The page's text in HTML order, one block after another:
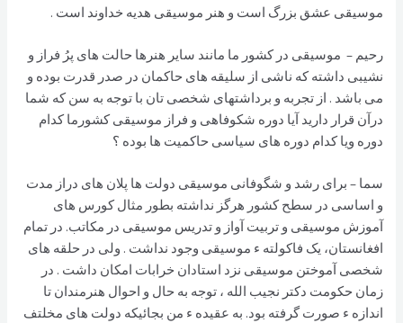
موسیقی عشق بزرگ است و هنر موسیقی هدیه خداوند است .
رحیم – موسیقی در کشور ما مانند سایر هنرها حالت های پرُ فراز و
نشیبی داشته که ناشی از سلیقه های حاکمان در صدر قدرت بوده و
می باشد . از تجربه و برداشتهای شخصی تان با توجه به سن که شما
درآن قرار دارید آیا دوره شکوفاهی و فراز موسیقی کشورما کدام
دوره ویا کدام دوره های سیاسی حاکمیت ها بوده ؟
سما – برای رشد و شگوفانی موسیقی دولت ها پلان های دراز مدت
و اساسی در سطح کشور هرگز نداشته بطور مثال کورس های
آموزش موسیقی و تربیت آواز و تدریس موسیقی در مکاتب. در تمام
افغانستان، یک فاکولته ء موسیقی وجود نداشت . ولی در حلقه های
شخصی آموختن موسیقی نزد استادان خرابات امکان داشت . در
زمان حکومت دکتر نجیب الله ، توجه به حال و احوال هنرمندان تا
اندازه ء صورت گرفته بود. به عقیده ء من بجائیکه دولت های مخلتف